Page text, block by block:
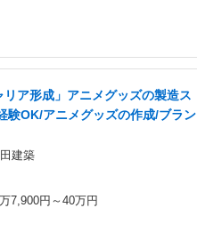
リア形成」アニメグッズの製造ス
験OK/アニメグッズの作成/ブラン
建築
7,900円～40万円